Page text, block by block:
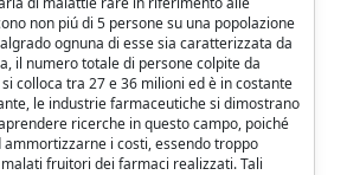
non piú di 5 persone su una popolazione
ognuna di esse sia caratterizzata da
il numero totale di persone colpite da
colloca tra 27 e 36 milioni ed è in costante
le industrie farmaceutiche si dimostrano
ricerche in questo campo, poiché
i costi, essendo troppo
fruitori dei farmaci realizzati. Tali